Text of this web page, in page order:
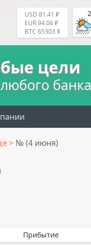
USD 81.41 ₽
EUR 94.06 ₽
BTC 65303 $
цели
банка
№ (4 июня)
Прибытие